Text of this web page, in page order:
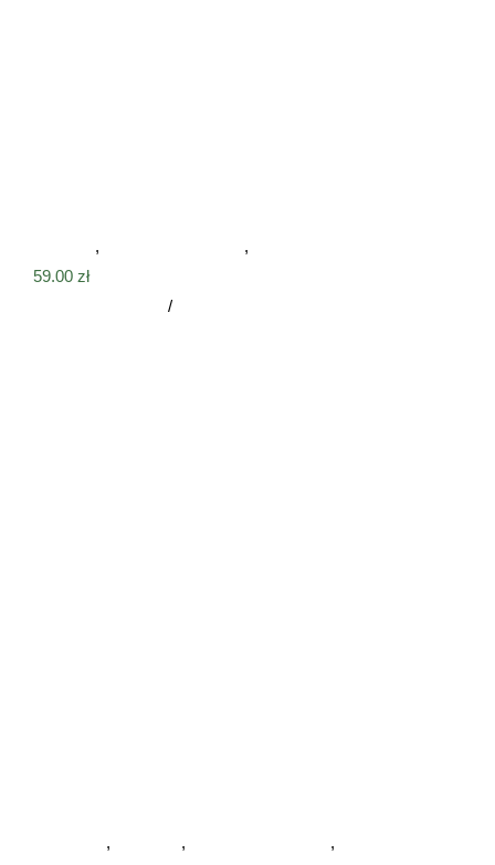
, ,
59.00 zł
/Szczegóły
, , ,